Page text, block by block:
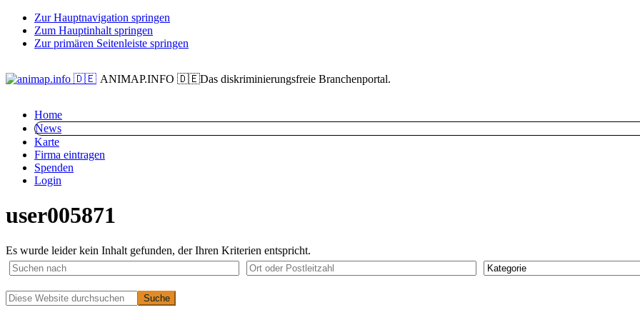
Zur Hauptnavigation springen
Zum Hauptinhalt springen
Zur primären Seitenleiste springen
ANIMAP.INFO 🇩🇪Das diskriminierungsfreie Branchenportal.
Home
News
Karte
Firma eintragen
Spenden
Login
user005871
Es wurde leider kein Inhalt gefunden, der Ihren Kriterien entspricht.
Primäre
Diese
Website